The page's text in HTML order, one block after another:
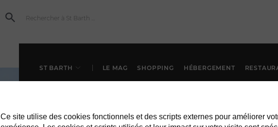
ST BARTH LE MAG SHOPPING HÉBERGEMENT
Ce site utilise des cookies fonctionnels et des scripts externes pour améliorer